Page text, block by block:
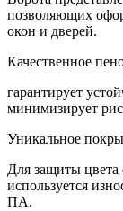
позволяющих
окон и дверей.
Качественное
гарантирует
минимизирует
Уникальное
Для защиты цвета
используется
ПА.